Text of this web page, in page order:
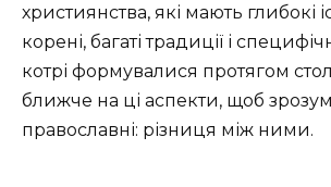
християнства, які мають глибокі
корені, багаті традиції і
котрі формувалися протягом
ближче на ці аспекти, щоб
православні: різниця між ними.